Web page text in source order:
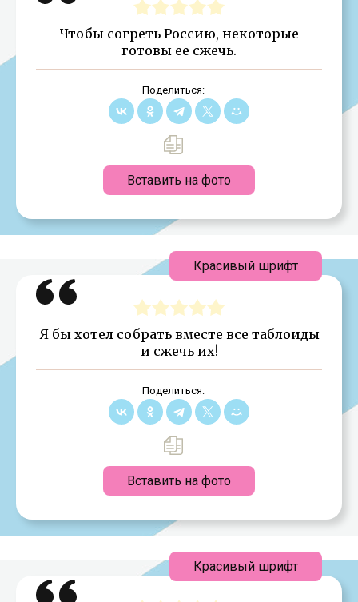
Чтобы согреть Россию, некоторые
готовы ее сжечь.
Поделиться:
Вставить на фото
Я бы хотел собрать вместе все таблоиды
и сжечь их!
Поделиться:
Вставить на фото
Красивый шрифт
Красивый шрифт